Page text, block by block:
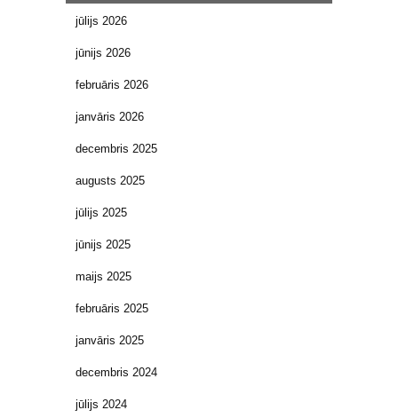
jūlijs 2026
jūnijs 2026
februāris 2026
janvāris 2026
decembris 2025
augusts 2025
jūlijs 2025
jūnijs 2025
maijs 2025
februāris 2025
janvāris 2025
decembris 2024
jūlijs 2024